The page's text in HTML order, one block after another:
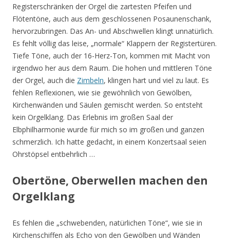
Registerschränken der Orgel die zartesten Pfeifen und
Flötentöne, auch aus dem geschlossenen Posaunenschank,
hervorzubringen. Das An- und Abschwellen klingt unnatürlich.
Es fehlt völlig das leise, „normale“ Klappern der Registertüren.
Tiefe Töne, auch der 16-Herz-Ton, kommen mit Macht von
irgendwo her aus dem Raum. Die hohen und mittleren Töne
der Orgel, auch die Zimbeln, klingen hart und viel zu laut. Es
fehlen Reflexionen, wie sie gewöhnlich von Gewölben,
Kirchenwänden und Säulen gemischt werden. So entsteht
kein Orgelklang. Das Erlebnis im großen Saal der
Elbphilharmonie wurde für mich so im großen und ganzen
schmerzlich. Ich hatte gedacht, in einem Konzertsaal seien
Ohrstöpsel entbehrlich …
Obertöne, Oberwellen machen den
Orgelklang
Es fehlen die „schwebenden, natürlichen Töne“, wie sie in
Kirchenschiffen als Echo von den Gewölben und Wänden